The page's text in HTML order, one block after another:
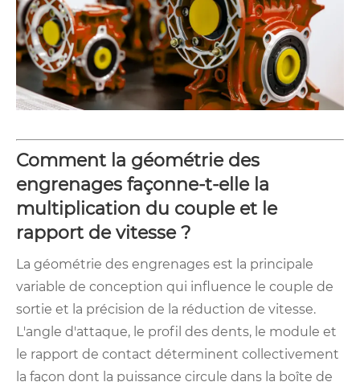
Comment la géométrie des
engrenages façonne-t-elle la
multiplication du couple et le
rapport de vitesse ?
La géométrie des engrenages est la principale
variable de conception qui influence le couple de
sortie et la précision de la réduction de vitesse.
L'angle d'attaque, le profil des dents, le module et
le rapport de contact déterminent collectivement
la façon dont la puissance circule dans la boîte de